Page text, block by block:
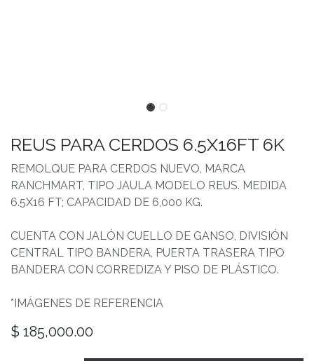
REUS PARA CERDOS 6.5X16FT 6K
REMOLQUE PARA CERDOS NUEVO, MARCA
RANCHMART, TIPO JAULA MODELO REUS. MEDIDA
6.5X16 FT; CAPACIDAD DE 6,000 KG.
CUENTA CON JALÓN CUELLO DE GANSO, DIVISIÓN
CENTRAL TIPO BANDERA, PUERTA TRASERA TIPO
BANDERA CON CORREDIZA Y PISO DE PLÁSTICO.
*IMÁGENES DE REFERENCIA
$ 185,000.00